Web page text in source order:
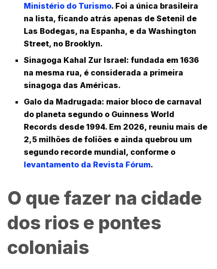
Ministério do Turismo. Foi a única brasileira
na lista, ficando atrás apenas de Setenil de
Las Bodegas, na Espanha, e da Washington
Street, no Brooklyn.
Sinagoga Kahal Zur Israel: fundada em 1636
na mesma rua, é considerada a primeira
sinagoga das Américas.
Galo da Madrugada: maior bloco de carnaval
do planeta segundo o Guinness World
Records desde 1994. Em 2026, reuniu mais de
2,5 milhões de foliões e ainda quebrou um
segundo recorde mundial, conforme o
levantamento da Revista Fórum.
O que fazer na cidade
dos rios e pontes
coloniais